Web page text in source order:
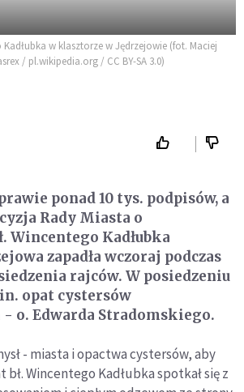
Kadłubka w klasztorze w Jędrzejowie (fot. Maciej
/ pl.wikipedia.org / CC BY-SA 3.0)
ponad 10 tys. podpisów, a
Rady Miasta o
Wincentego Kadłubka
zapadła wczoraj podczas
rajców. W posiedzeniu
opat cystersów
o. Edwarda Stradomskiego.
- miasta i opactwa cystersów, aby
Wincentego Kadłubka spotkał się z